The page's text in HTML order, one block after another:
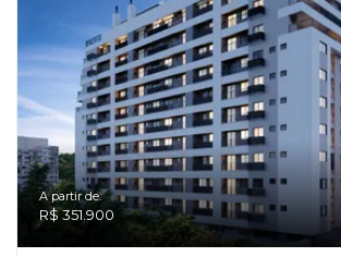
A partir de:
R$ 351.900